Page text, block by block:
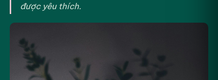
được yêu thích.